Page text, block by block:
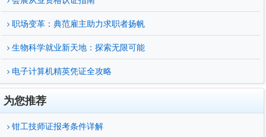
职场变革：典范雇主助力求职者扬帆
生物科学就业新天地：探索无限可能
电子计算机精英凭证全攻略
为您推荐
钳工技师证报考条件详解